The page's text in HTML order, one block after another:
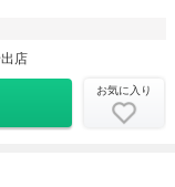
店
お気に入り